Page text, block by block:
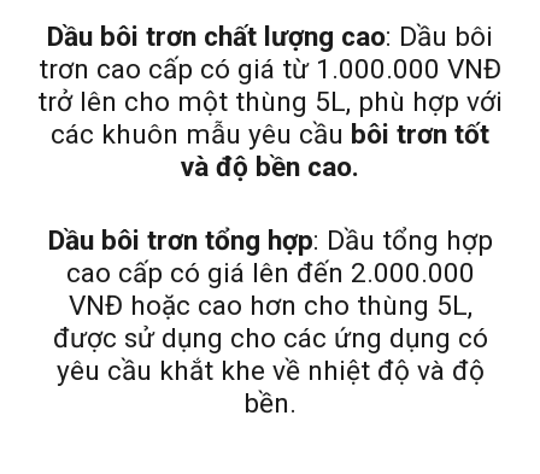
Dầu bôi trơn chất lượng cao: Dầu bôi
trơn cao cấp có giá từ 1.000.000 VNĐ
trở lên cho một thùng 5L, phù hợp với
các khuôn mẫu yêu cầu bôi trơn tốt
và độ bền cao.
Dầu bôi trơn tổng hợp: Dầu tổng hợp
cao cấp có giá lên đến 2.000.000
VNĐ hoặc cao hơn cho thùng 5L,
được sử dụng cho các ứng dụng có
yêu cầu khắt khe về nhiệt độ và độ
bền.